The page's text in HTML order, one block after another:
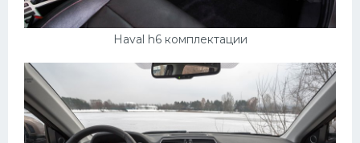
Haval h6 комплектации
Опель
Подводные лодки
Митсубиси
Киа
Танки